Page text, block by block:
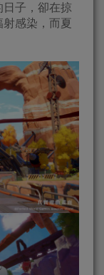
子，卻在掠
感染，而夏